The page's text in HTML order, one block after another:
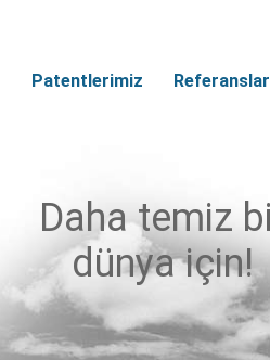
Patentlerimiz
Daha temiz
dünya için!